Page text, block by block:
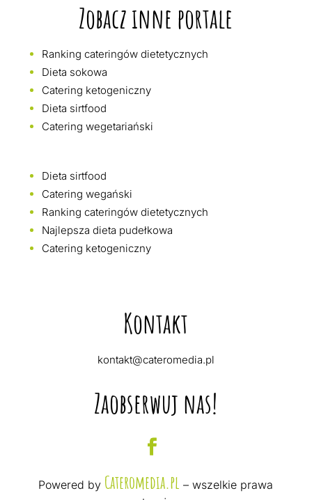
Zobacz inne portale
Ranking cateringów dietetycznych
Dieta sokowa
Catering ketogeniczny
Dieta sirtfood
Catering wegetariański
Dieta sirtfood
Catering wegański
Ranking cateringów dietetycznych
Najlepsza dieta pudełkowa
Catering ketogeniczny
Kontakt
kontakt@cateromedia.pl
Zaobserwuj nas!
Powered by Cateromedia.pl – wszelkie prawa